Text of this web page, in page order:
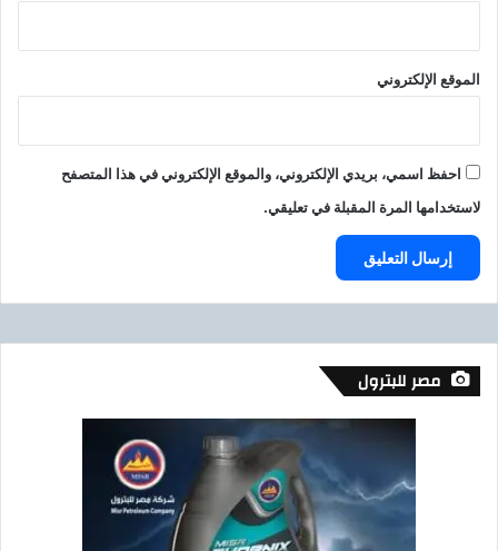
الموقع الإلكتروني
احفظ اسمي، بريدي الإلكتروني، والموقع الإلكتروني في هذا المتصفح
لاستخدامها المرة المقبلة في تعليقي.
مصر للبترول